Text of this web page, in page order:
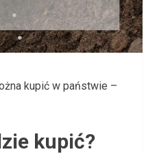
kupić w państwie –
kupić?